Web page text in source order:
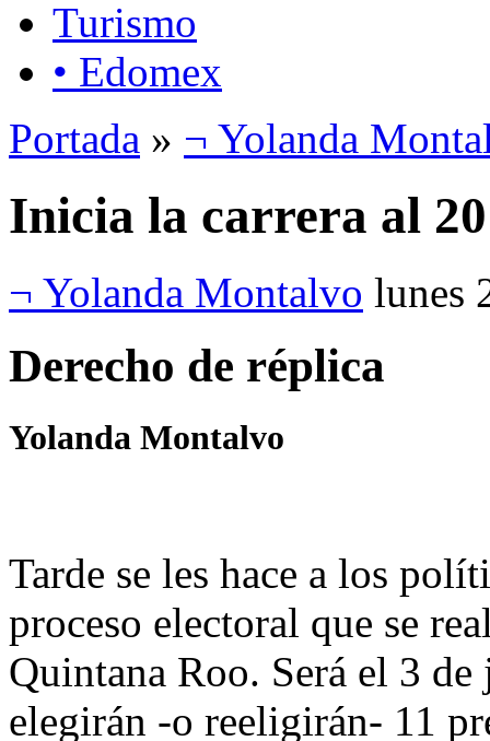
Turismo
• Edomex
Portada » ¬ Yolanda
Inicia la carrera al
¬ Yolanda Montalvo lunes
Derecho de réplica
Yolanda Montalvo
Tarde se les hace a los
proceso electoral que se
Quintana Roo. Será el 3
elegirán -o reeligirán- 11